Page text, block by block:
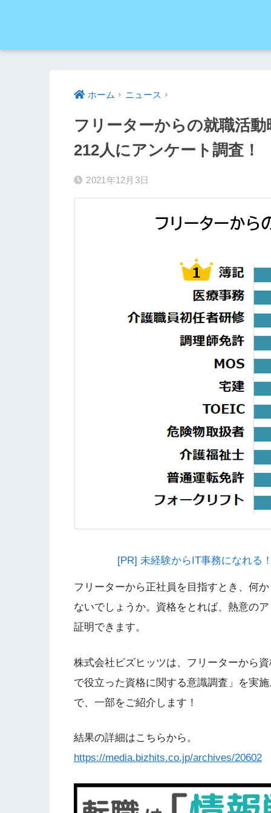
ホーム ニュース
フリーターからの就職活
212人にアンケート調査！
2021年12月3日
[PR] 未経験からIT事務になれる
フリーターから正社員を目指すとき、何
ないでしょうか。資格をとれば、熱意の
証明できます。
株式会社ビズヒッツは、フリーターから
で役立った資格に関する意識調査」を実
で、一部をご紹介します！
結果の詳細はこちらから。
https://media.bizhits.co.jp/archives/20602